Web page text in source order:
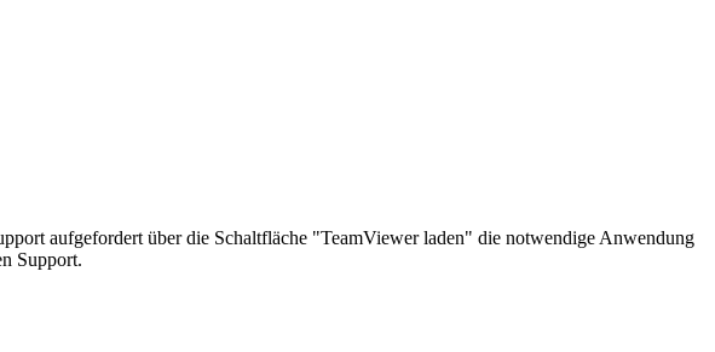
aufgefordert über die Schaltfläche "TeamViewer laden" die notwendige Anwendung
Support.